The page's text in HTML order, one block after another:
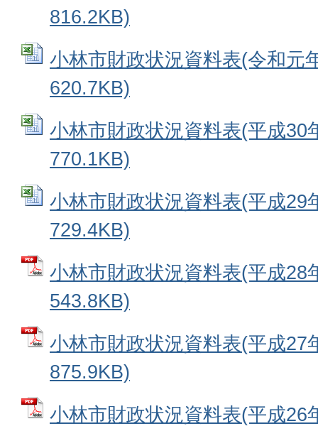
816.2KB)
小林市財政状況資料表(令和元
620.7KB)
小林市財政状況資料表(平成
770.1KB)
小林市財政状況資料表(平成
729.4KB)
小林市財政状況資料表(平成
543.8KB)
小林市財政状況資料表(平成
875.9KB)
小林市財政状況資料表(平成